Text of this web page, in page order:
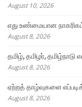
August 10, 2026
எது உண்மையான
August 8, 2026
தமிழ், தமிழர்,
August 8, 2026
ஏற்றத் தாழ்வுகளை
August 8, 2026